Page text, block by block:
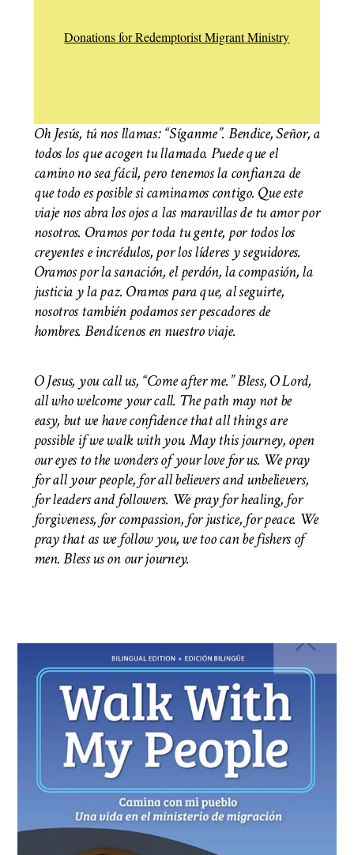
Donations for Redemptorist Migrant Ministry
Oh Jesús, tú nos llamas: “Síganme”. Bendice, Señor, a
todos los que acogen tu llamado. Puede que el
camino no sea fácil, pero tenemos la confianza de
que todo es posible si caminamos contigo. Que este
viaje nos abra los ojos a las maravillas de tu amor por
nosotros. Oramos por toda tu gente, por todos los
creyentes e incrédulos, por los líderes y seguidores.
Oramos por la sanación, el perdón, la compasión, la
justicia y la paz. Oramos para que, al seguirte,
nosotros también podamos ser pescadores de
hombres. Bendícenos en nuestro viaje.
O Jesus, you call us, “Come after me.” Bless, O Lord,
all who welcome your call. The path may not be
easy, but we have confidence that all things are
possible if we walk with you. May this journey, open
our eyes to the wonders of your love for us. We pray
for all your people, for all believers and unbelievers,
for leaders and followers. We pray for healing, for
forgiveness, for compassion, for justice, for peace. We
pray that as we follow you, we too can be fishers of
men.Bless us on our journey.